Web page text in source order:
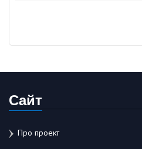
Сайт
Про проект